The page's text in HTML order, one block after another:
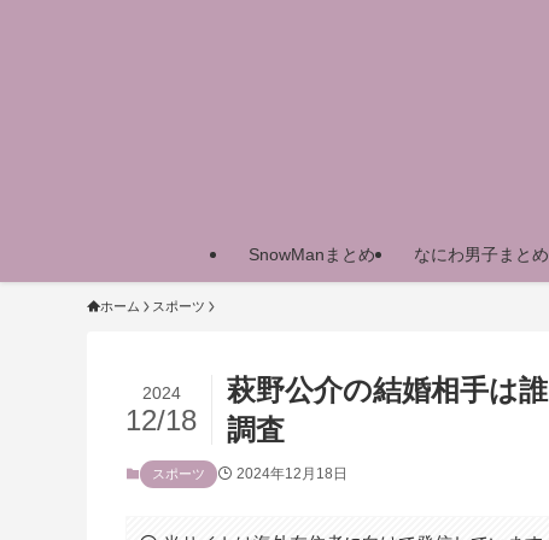
SnowManまとめ なにわ男子まとめ
ホーム スポーツ
萩野公介の結婚相手は
調査
2024
12/18
スポーツ 2024年12月18日